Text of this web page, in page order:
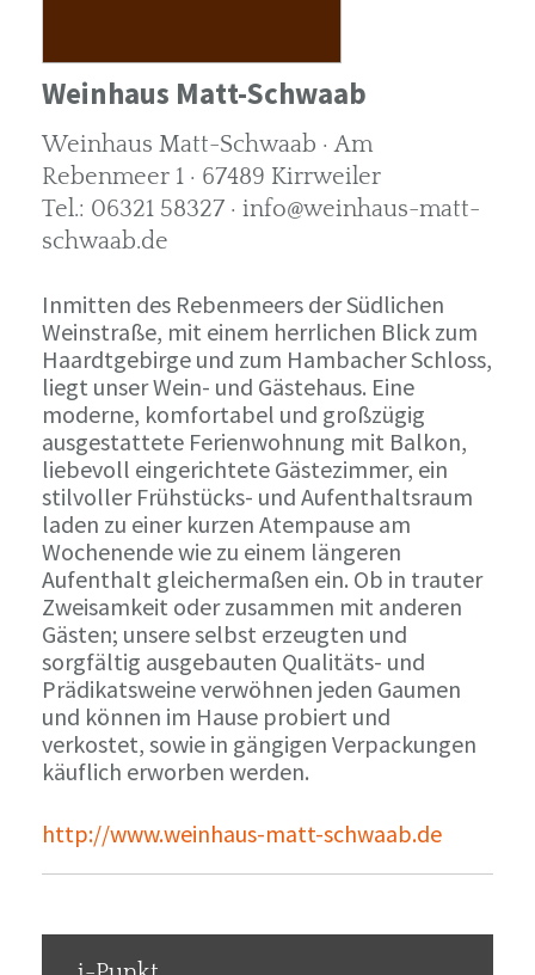
Weinhaus Matt-Schwaab
Weinhaus Matt-Schwaab · Am
Rebenmeer 1 · 67489 Kirrweiler
Tel.: 06321 58327 · info@weinhaus-matt-
schwaab.de
Inmitten des Rebenmeers der Südlichen
Weinstraße, mit einem herrlichen Blick zum
Haardtgebirge und zum Hambacher Schloss,
liegt unser Wein- und Gästehaus. Eine
moderne, komfortabel und großzügig
ausgestattete Ferienwohnung mit Balkon,
liebevoll eingerichtete Gästezimmer, ein
stilvoller Frühstücks- und Aufenthaltsraum
laden zu einer kurzen Atempause am
Wochenende wie zu einem längeren
Aufenthalt gleichermaßen ein. Ob in trauter
Zweisamkeit oder zusammen mit anderen
Gästen; unsere selbst erzeugten und
sorgfältig ausgebauten Qualitäts- und
Prädikatsweine verwöhnen jeden Gaumen
und können im Hause probiert und
verkostet, sowie in gängigen Verpackungen
käuflich erworben werden.
http://www.weinhaus-matt-schwaab.de